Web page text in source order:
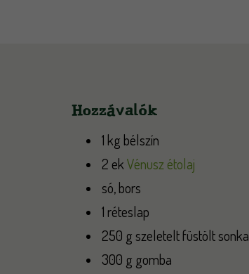
Hozzávalók
1 kg bélszín
2 ekVénusz étolaj
só, bors
1 réteslap
250 g szeletelt füstölt sonka
300 g gomba